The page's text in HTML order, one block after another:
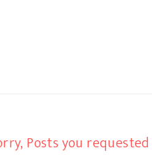
Posts you